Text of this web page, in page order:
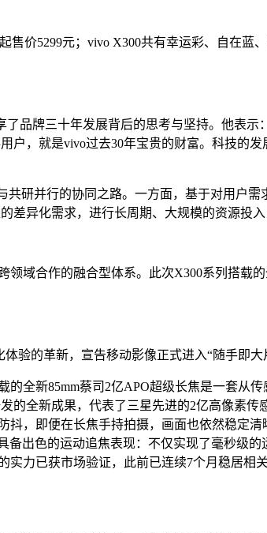
价5299元；vivo X300共有幸运彩、自在蓝
品牌三十年发展背后的思考与坚持。他表
，就是vivo过去30年宝贵的财富。科技的
研并行的协同之路。一方面，基于对用户
异化需求，进行长周期、大规模的资源投
领域合作的融合型体系。此次X300系列搭
验的革新，宣告移动影像正式进入“随手即大
的全新85mm蔡司2亿APO超级长焦是一套从
的全新成果，代表了三星先进的2亿高像素传
，即便在长焦手持拍摄，画面也依然稳定
出色的运动追焦表现：不仅实现了毫秒级
力已获市场验证，此前已连续7个月稳居相